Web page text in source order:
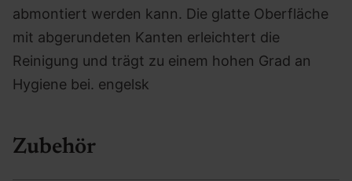
abmontiert werden kann. Die glatte Oberfläche
mit abgerundeten Kanten erleichtert die
Reinigung und trägt zu einem hohen Grad an
Hygiene bei. engelsk
Zubehör